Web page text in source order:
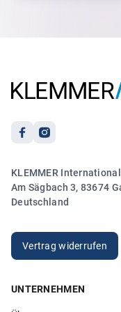
Anonym
21.03.2026
„Sehr freundlicher
Dank!“
5.00
KLEMMER
Am Sägbach 3, 83674
Deutschland
Vertrag widerrufen
UNTERNEHMEN